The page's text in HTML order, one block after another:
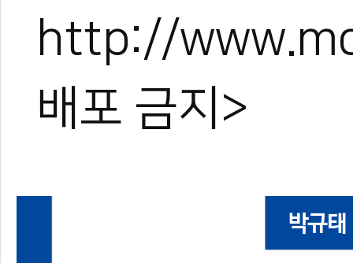
http://
배포 금지>